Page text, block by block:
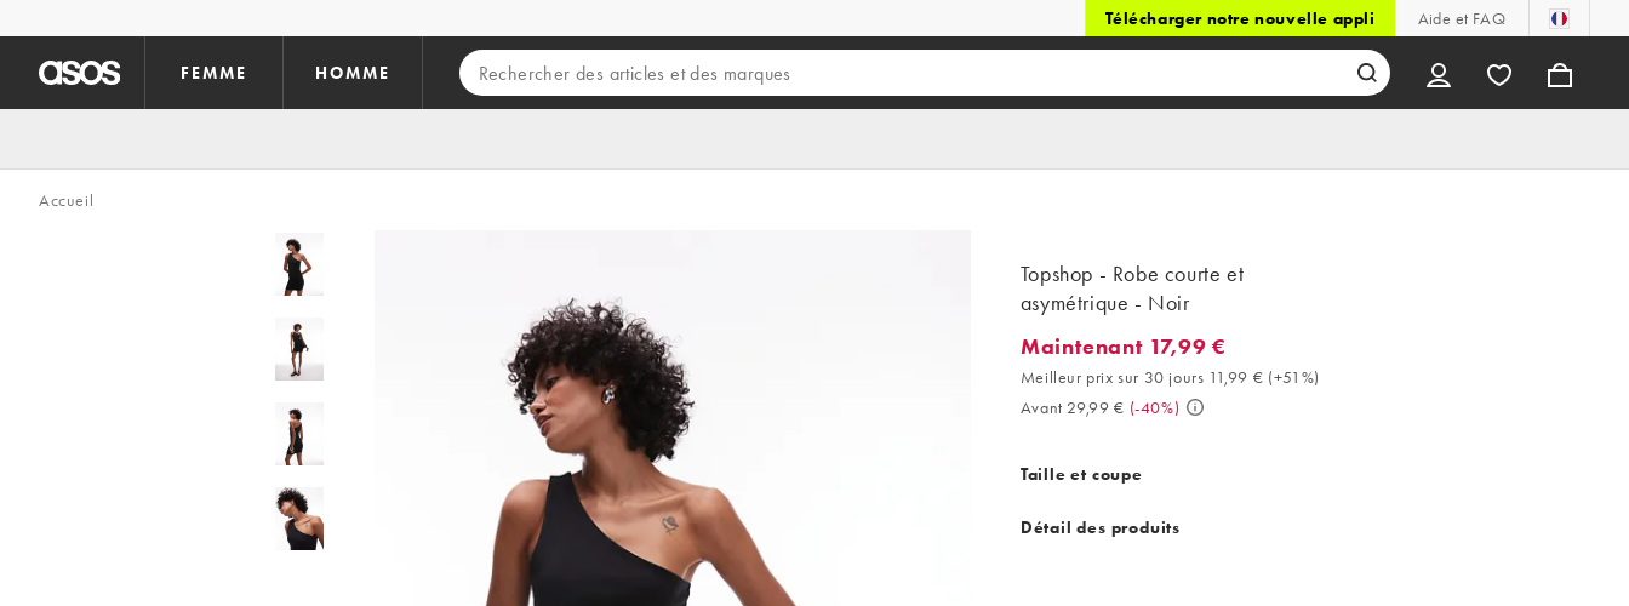
Télécharger notre nouvelle appli Aide et FAQ
FEMME HOMME
Accueil
Topshop - Robe courte et
asymétrique - Noir
Maintenant 17,99 €. Meilleur prix sur 30 jours 11,99 € (+51%). Avant
Maintenant 17,99 €
Meilleur prix sur 30 jours 11,99 € (+51%)
Avant 29,99 € (-40%)
Taille et coupe
Détail des produits